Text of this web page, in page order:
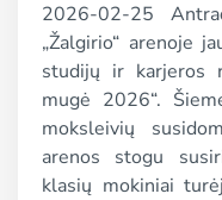
2026-02-25
„Žalgirio“ arenoje
studijų ir karjeros
mugė 2026“.
moksleivių
arenos stogu
klasių mokiniai